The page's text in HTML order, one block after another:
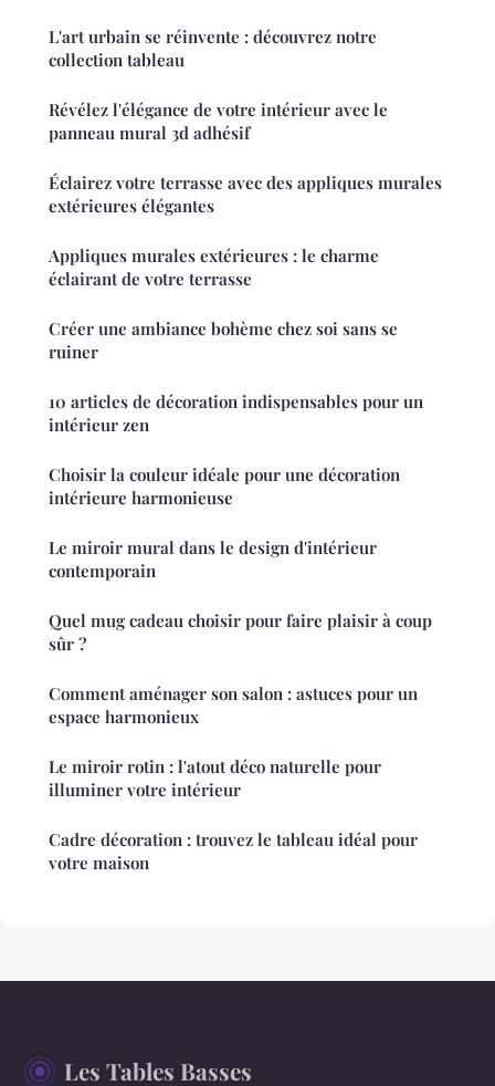
L'art urbain se réinvente : découvrez notre
collection tableau
Révélez l'élégance de votre intérieur avec le
panneau mural 3d adhésif
Éclairez votre terrasse avec des appliques murales
extérieures élégantes
Appliques murales extérieures : le charme
éclairant de votre terrasse
Créer une ambiance bohème chez soi sans se
ruiner
10 articles de décoration indispensables pour un
intérieur zen
Choisir la couleur idéale pour une décoration
intérieure harmonieuse
Le miroir mural dans le design d'intérieur
contemporain
Quel mug cadeau choisir pour faire plaisir à coup
sûr ?
Comment aménager son salon : astuces pour un
espace harmonieux
Le miroir rotin : l'atout déco naturelle pour
illuminer votre intérieur
Cadre décoration : trouvez le tableau idéal pour
votre maison
Les Tables Basses